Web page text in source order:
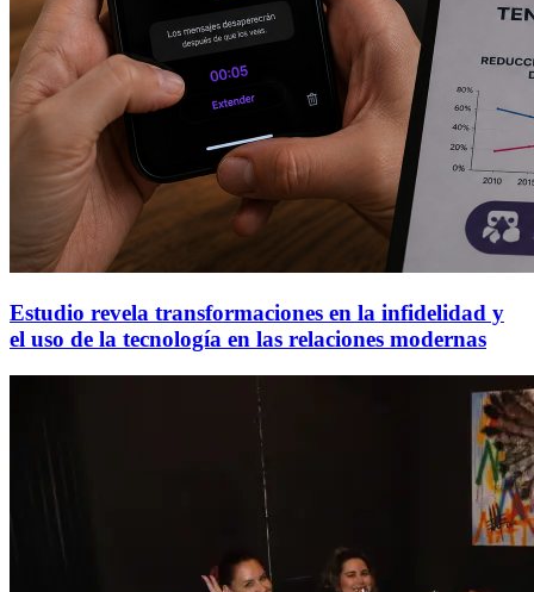
Estudio revela transformaciones en la infidelidad y
el uso de la tecnología en las relaciones modernas